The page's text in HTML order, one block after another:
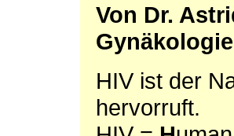
Von Dr.
HIV ist der
hervorruft.